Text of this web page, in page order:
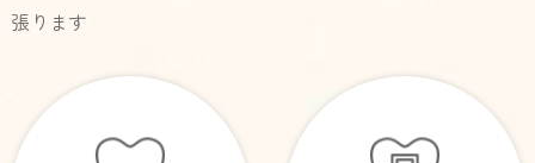
張ります